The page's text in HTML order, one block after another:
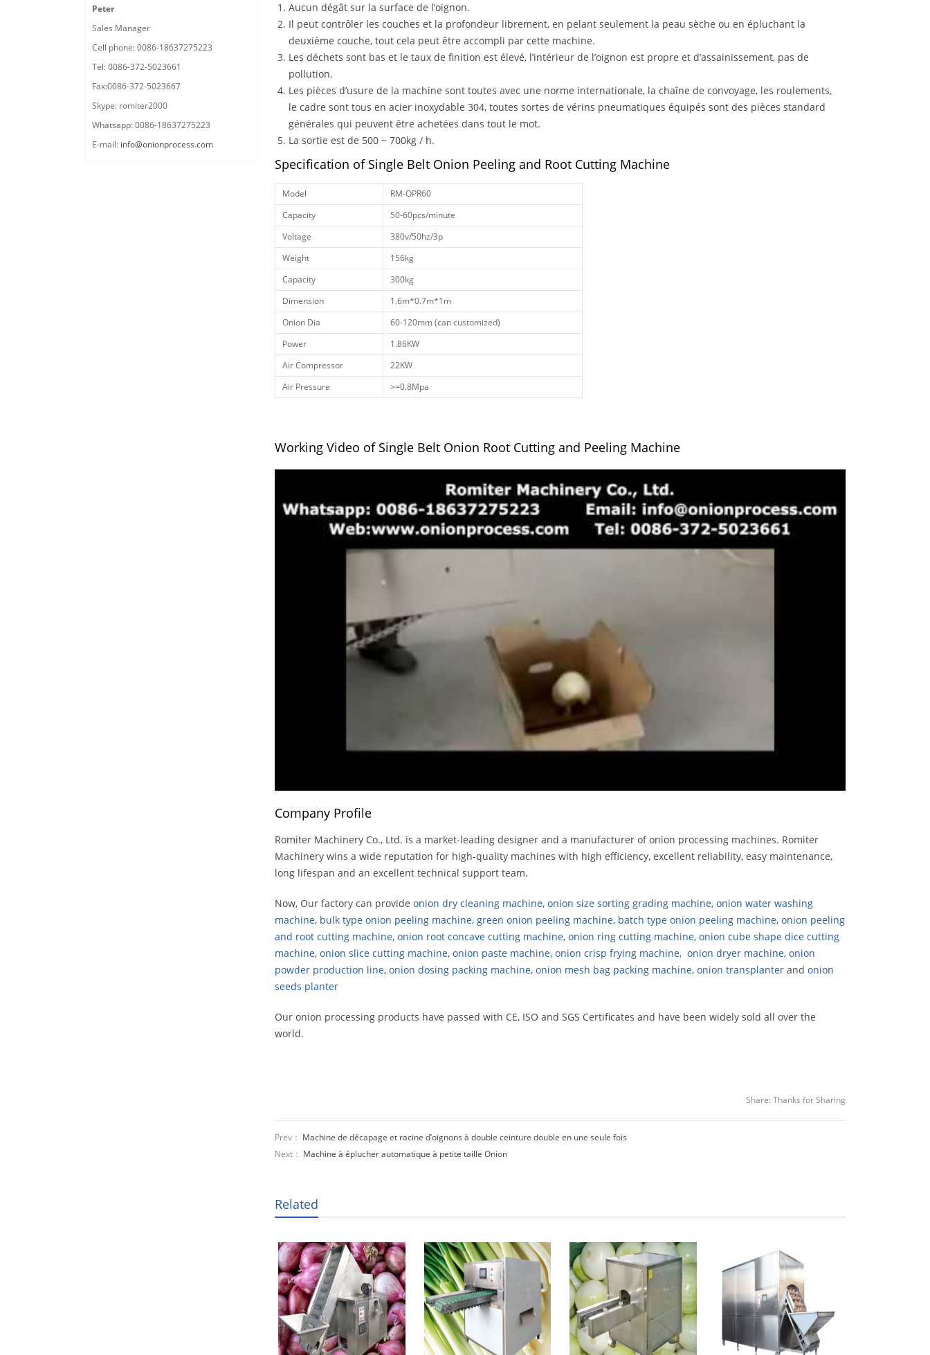
Aucun dégât sur la surface de l’oignon.
Il peut contrôler les couches et la profondeur librement, en pelant seulement la peau sèche ou en épluchant la
deuxième couche, tout cela peut être accompli par cette machine.
Les déchets sont bas et le taux de finition est élevé, l’intérieur de l’oignon est propre et d’assainissement, pas de
pollution.
Les pièces d’usure de la machine sont toutes avec une norme internationale, la chaîne de convoyage, les roulements,
le cadre sont tous en acier inoxydable 304, toutes sortes de vérins pneumatiques équipés sont des pièces standard
générales qui peuvent être achetées dans tout le mot.
La sortie est de 500 ~ 700kg / h.
Specification of Single Belt Onion Peeling and Root Cutting Machine
Model
RM-OPR60
Capacity
50-60pcs/minute
Voltage
380v/50hz/3p
Weight
156kg
Capacity
300kg
Dimension
1.6m*0.7m*1m
Onion Dia
60-120mm (can customized)
Power
1.86KW
Air Compressor
22KW
Air Pressure
>=0.8Mpa
Working Video of Single Belt Onion Root Cutting and Peeling Machine
Company Profile
Romiter Machinery Co., Ltd. is a market-leading designer and a manufacturer of onion processing machines. Romiter
Machinery wins a wide reputation for high-quality machines with high efficiency, excellent reliability, easy maintenance,
long lifespan and an excellent technical support team.
Now, Our factory can provide onion dry cleaning machine, onion size sorting grading machine, onion water washing
machine, bulk type onion peeling machine, green onion peeling machine, batch type onion peeling machine, onion peeling
and root cutting machine, onion root concave cutting machine, onion ring cutting machine, onion cube shape dice cutting
machine, onion slice cutting machine, onion paste machine, onion crisp frying machine, onion dryer machine, onion
powder production line, onion dosing packing machine, onion mesh bag packing machine, onion transplanter and onion
seeds planter
Our onion processing products have passed with CE, ISO and SGS Certificates and have been widely sold all over the
world.
Share: Thanks for Sharing
Prev： Machine de décapage et racine d’oignons à double ceinture double en une seule fois
Next： Machine à éplucher automatique à petite taille Onion
Related
Peter
Sales Manager
Cell phone: 0086-18637275223
Tel: 0086-372-5023661
Fax:0086-372-5023667
Skype: romiter2000
Whatsapp: 0086-18637275223
E-mail: info@onionprocess.com